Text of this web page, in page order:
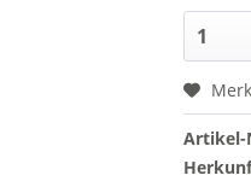
Artikel-